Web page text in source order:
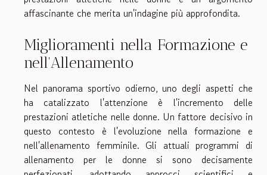
affascinante che merita un'indagine più approfondita.
Miglioramenti nella Formazione e
nell'Allenamento
Nel panorama sportivo odierno, uno degli aspetti che
ha catalizzato l'attenzione è l'incremento delle
prestazioni atletiche nelle donne. Un fattore decisivo in
questo contesto è l'evoluzione nella formazione e
nell'allenamento femminile. Gli attuali programmi di
allenamento per le donne si sono decisamente